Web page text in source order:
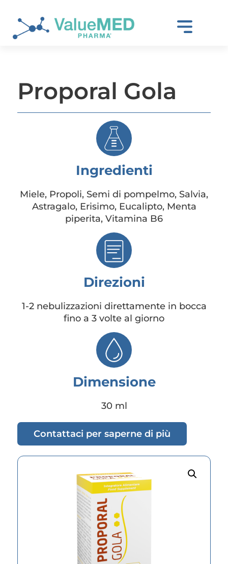
Proporal Gola
Ingredienti
Miele, Propoli, Semi di pompelmo, Salvia,
Astragalo, Erisimo, Eucalipto, Menta
piperita, Vitamina B6
Direzioni
1-2 nebulizzazioni direttamente in bocca
fino a 3 volte al giorno
Dimensione
30 ml
Contattaci per saperne di più